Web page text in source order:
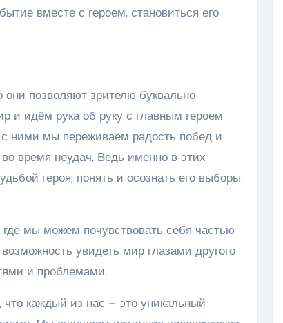
вместе с героем, становиться его
позволяют зрителю буквально
и идём рука об руку с главным героем
с ними мы переживаем радость побед и
время неудач. Ведь именно в этих
героя, понять и осознать его выборы
где мы можем почувствовать себя частью
увидеть мир глазами другого
и проблемами.
каждый из нас – это уникальный